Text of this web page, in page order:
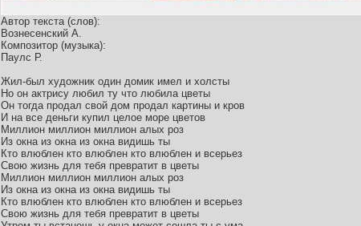
Автор текста (слов):
Вознесенский А.
Композитор (музыка):
Паулс Р.
Жил-был художник один домик имел и холсты
Но он актрису любил ту что любила цветы
Он тогда продал свой дом продал картины и кров
И на все деньги купил целое море цветов
Миллион миллион миллион алых роз
Из окна из окна из окна видишь ты
Кто влюблен кто влюблен кто влюблен и всерьез
Свою жизнь для тебя превратит в цветы
Миллион миллион миллион алых роз
Из окна из окна из окна видишь ты
Кто влюблен кто влюблен кто влюблен и всерьез
Свою жизнь для тебя превратит в цветы